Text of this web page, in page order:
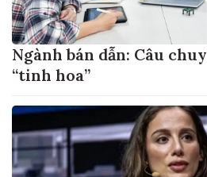
Ngành bán dẫn: Câu
“tinh hoa”